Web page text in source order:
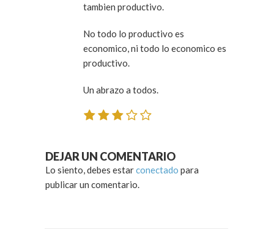
tambien productivo.
No todo lo productivo es
economico, ni todo lo economico es
productivo.
Un abrazo a todos.
DEJAR UN COMENTARIO
Lo siento, debes estarconectado para
publicar un comentario.